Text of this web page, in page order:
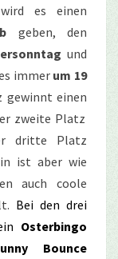
wird es einen
geben, den
und
immer um 19
gewinnt einen
zweite Platz
dritte Platz
ist aber wie
auch coole
Bei den drei
Osterbingo
Bounce